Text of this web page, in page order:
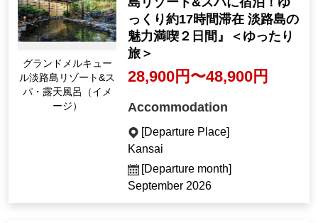
グランドメルキュー
ル淡路島リゾート&ス
パ・露天風呂（イメ
ージ）
っくり約17時間滞在 淡路島の
魅力満喫２日間』＜ゆったり
旅＞
28,900円〜48,900円
Accommodation
[Departure Place]
Kansai
[Departure month]
September 2026